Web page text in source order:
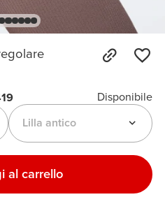
Disponibile
Lilla antico
al carrello